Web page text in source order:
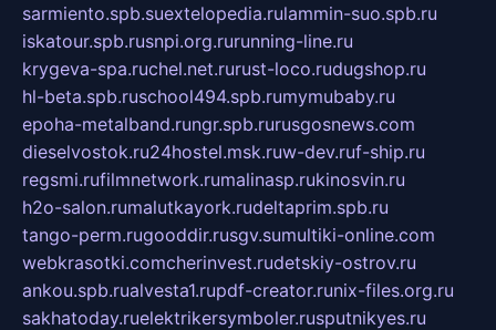
sarmiento.spb.suextelopedia.rulammin-suo.spb.ru
iskatour.spb.rusnpi.org.rurunning-line.ru
krygeva-spa.ruchel.net.rurust-loco.rudugshop.ru
hl-beta.spb.ruschool494.spb.rumymubaby.ru
epoha-metalband.rungr.spb.rurusgosnews.com
dieselvostok.ru24hostel.msk.ruw-dev.ruf-ship.ru
regsmi.rufilmnetwork.rumalinasp.rukinosvin.ru
h2o-salon.rumalutkayork.rudeltaprim.spb.ru
tango-perm.rugooddir.rusgv.sumultiki-online.com
webkrasotki.comcherinvest.rudetskiy-ostrov.ru
ankou.spb.rualvesta1.rupdf-creator.runix-files.org.ru
sakhatoday.ruelektrikersymboler.rusputnikyes.ru